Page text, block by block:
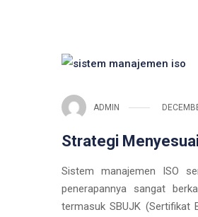
ADMIN
Strategi
Sistem manajemen ISO
penerapannya sangat
termasuk SBUJK (Sertifikat